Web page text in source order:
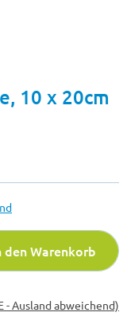
10 x 20cm
den Warenkorb
- Ausland abweichend)